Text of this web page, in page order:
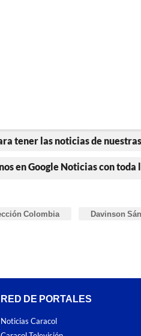
tener las noticias de
en Google Noticias con
Colombia Davinson
RED DE PORTALES
Noticias Caracol